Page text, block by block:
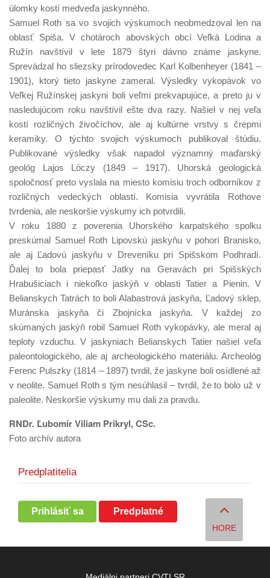
úlomky kostí medveďa jaskynného.
Samuel Roth sa vo svojich výskumoch neobmedzoval len na
oblasť Spiša. V chotároch abovských obcí Veľká Lodina a
Ružín navštívil v lete 1879 štyri dávno známe jaskyne.
Sprevádzal ho sliezsky prírodovedec Karl Kolbenheyer (1841 –
1901), ktorý tieto jaskyne zameral. Výsledky vykopávok vo
Veľkej Ružínskej jaskyni boli veľmi prekvapujúce, a preto ju v
nasledujúcom roku navštívil ešte dva razy. Našiel v nej veľa
kostí rozličných živočíchov, ale aj kultúrne vrstvy s črepmi
keramiky. O týchto svojich výskumoch publikoval štúdiu.
Publikované výsledky však napadol významný maďarský
geológ Lajos Lóczy (1849 – 1917). Uhorská geologická
spoločnosť preto vyslala na miesto komisiu troch odborníkov z
rozličných vedeckých oblastí. Komisia vyvrátila Rothove
tvrdenia, ale neskoršie výskumy ich potvrdili.
V roku 1880 z poverenia Uhorského karpatského spolku
preskúmal Samuel Roth Lipovskú jaskyňu v pohorí Branisko,
ale aj Ľadovú jaskyňu v Dreveníku pri Spišskom Podhradí.
Ďalej to bola priepasť Jatky na Geravách pri Spišských
Hrabušiciach i niekoľko jaskýň v oblasti Tatier a Pienin. V
Belianskych Tatrách to boli Alabastrová jaskyňa, Ľadový sklep,
Muránska jaskyňa či Zbojnícka jaskyňa. V každej zo
skúmaných jaskýň robil Samuel Roth vykopávky, ale meral aj
teploty vzduchu. V jaskyniach Belianskych Tatier našiel veľa
paleontologického, ale aj archeologického materiálu. Archeológ
Ferenc Pulszky (1814 – 1897) tvrdil, že jaskyne boli osídlené až
v neolite. Samuel Roth s tým nesúhlasil – tvrdil, že to bolo už v
paleolite. Neskoršie výskumy mu dali za pravdu.
RNDr. Ľubomír Viliam Prikryl, CSc.
Foto archív autora
Predplatitelia
Prihlásiť sa Predplatné
HORE